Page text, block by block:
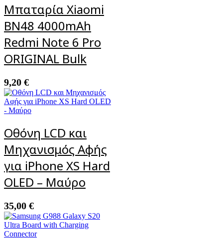
Μπαταρία Xiaomi
BN48 4000mAh
Redmi Note 6 Pro
ORIGINAL Bulk
9,20 €
Οθόνη LCD και
Μηχανισμός Αφής
για iPhone XS Hard
OLED – Μαύρο
35,00 €